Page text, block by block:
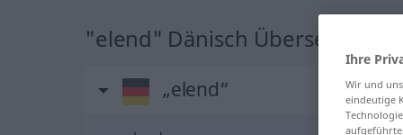
"elend" Dänisch Übersetzung
„elend“
Ihre
Wir und
eindeutige